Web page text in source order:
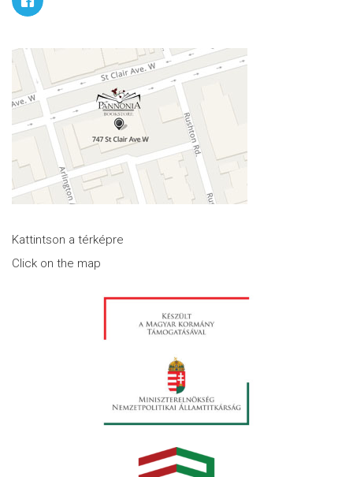
Kattintson a térképre
Click on the map